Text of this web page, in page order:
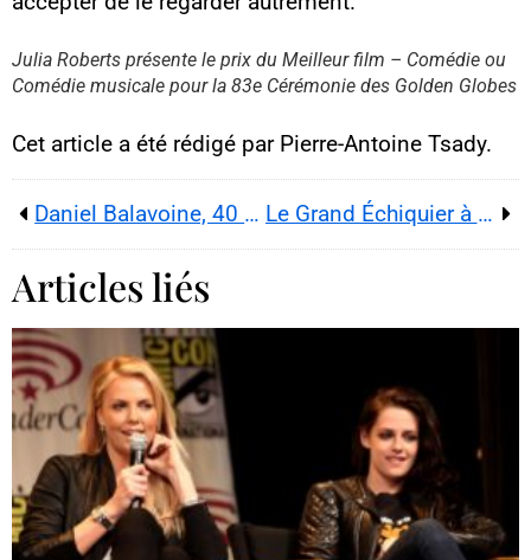
Charger
acceptez d’être suivi par
YouTube.
Cette image est hébergée par
contenu / YouTube.
Julia Roberts présente le prix du Meilleur film – Comédie ou
Comédie musicale pour la 83e Cérémonie des Golden Globes
Cet article a été rédigé par Pierre-Antoine Tsady.
Daniel Balavoine, 40 ans après : l’homme réel derrière le mythe, entre révolte, doutes et héritage Le Grand Échiquier à Versailles : Cloclo encensé, mais rattrapé par ses zones d’ombre
Articles liés